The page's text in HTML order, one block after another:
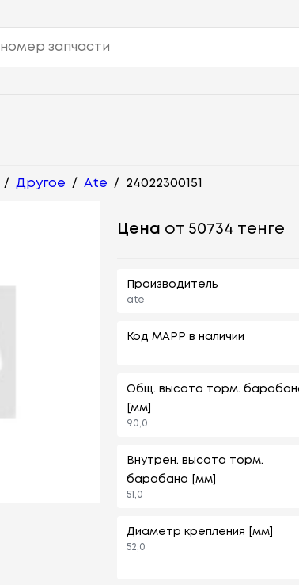
/ Другое / Ate / 24022300151
Цена от 50734 тенге
Производитель
ate
Код MAPP в наличии
Общ. высота торм.
[мм]
90,0
Внутрен. высота торм.
барабана [мм]
51,0
Диаметр крепления [мм]
52,0